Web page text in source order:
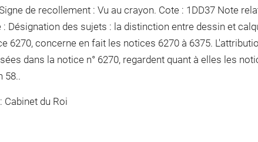
de recollement : Vu au crayon. Cote : 1DD37 Note
Désignation des sujets : la distinction entre dessin et
6270, concerne en fait les notices 6270 à 6375.
dans la notice n° 6270, regardent quant à elles les
58..
Cabinet du Roi